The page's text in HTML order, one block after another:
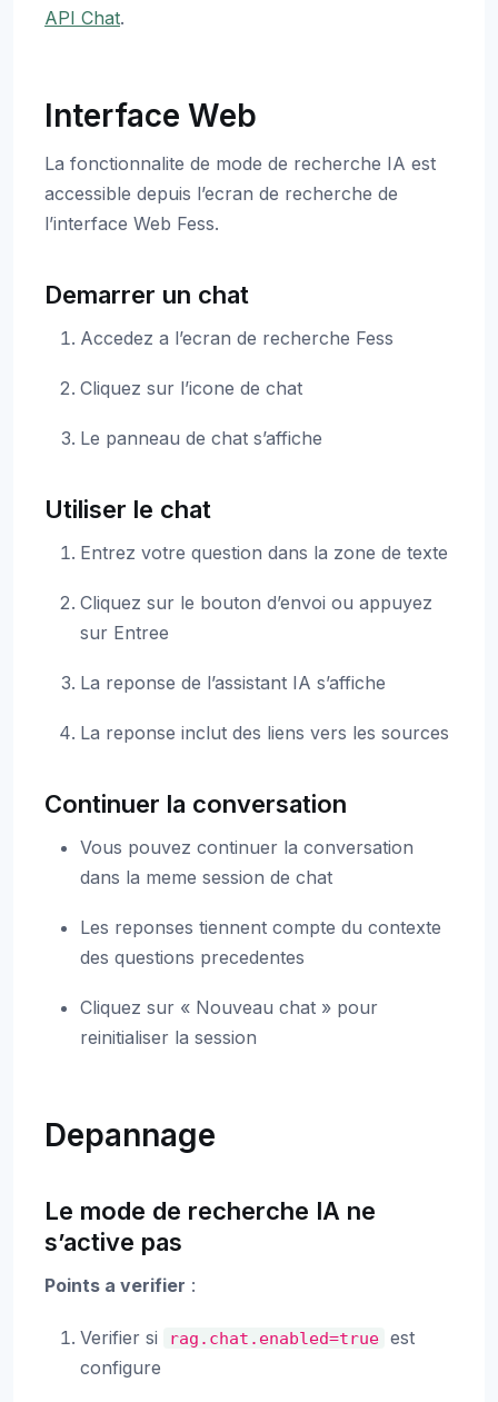
API Chat.
Interface Web
La fonctionnalite de mode de recherche IA est
accessible depuis l’ecran de recherche de
l’interface Web Fess.
Demarrer un chat
Accedez a l’ecran de recherche Fess
Cliquez sur l’icone de chat
Le panneau de chat s’affiche
Utiliser le chat
Entrez votre question dans la zone de texte
Cliquez sur le bouton d’envoi ou appuyez
sur Entree
La reponse de l’assistant IA s’affiche
La reponse inclut des liens vers les sources
Continuer la conversation
Vous pouvez continuer la conversation
dans la meme session de chat
Les reponses tiennent compte du contexte
des questions precedentes
Cliquez sur « Nouveau chat » pour
reinitialiser la session
Depannage
Le mode de recherche IA ne
s’active pas
Points a verifier :
Verifier si rag.chat.enabled=true est
configure